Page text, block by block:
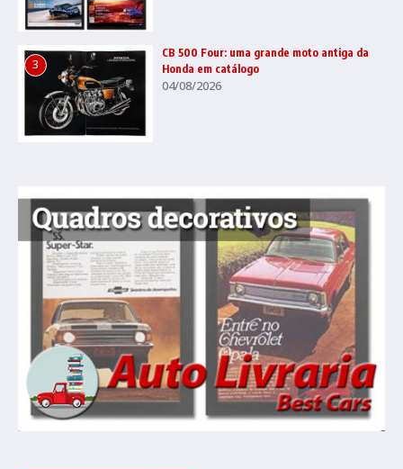
3
CB 500 Four: uma grande moto antiga da
Honda em catálogo
04/08/2026